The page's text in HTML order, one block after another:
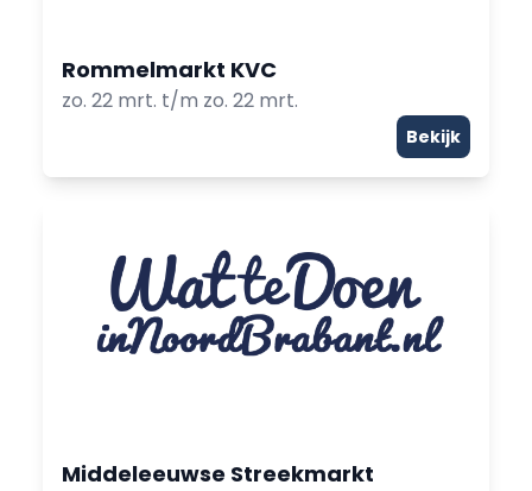
Rommelmarkt KVC
zo. 22 mrt. t/m zo. 22 mrt.
Bekijk
Middeleeuwse Streekmarkt